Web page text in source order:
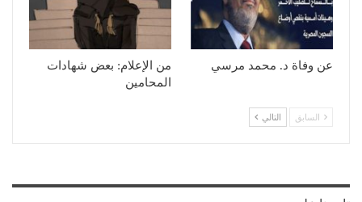
عن وفاة د. محمد مرسي
من الإعلام: بعض شهادات
المحامين
السابق التالي